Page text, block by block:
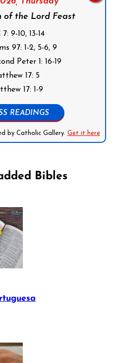
of the Lord Feast
9-10, 13-14
97: 1-2, 5-6, 9
Peter 1: 16-19
17: 5
17: 1-9
READINGS
by Catholic Gallery. Get it here
Bibles